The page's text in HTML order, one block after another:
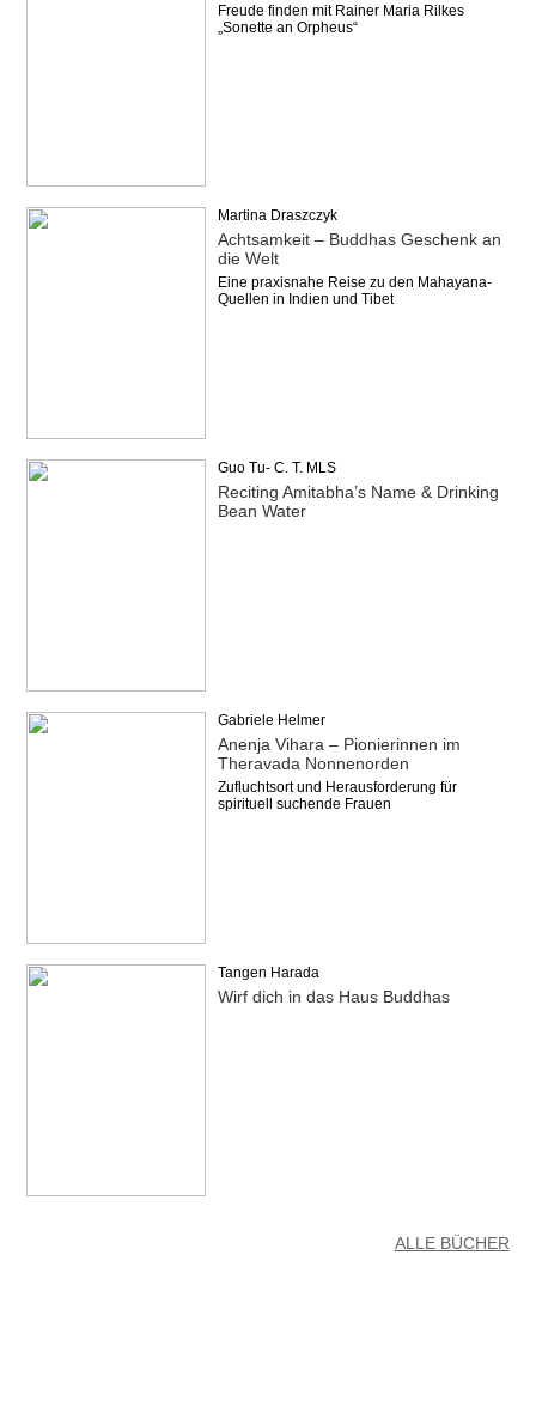
Freude finden mit Rainer Maria Rilkes
„Sonette an Orpheus“
Martina Draszczyk
Achtsamkeit – Buddhas Geschenk an
die Welt
Eine praxisnahe Reise zu den Mahayana-
Quellen in Indien und Tibet
Guo Tu- C. T. MLS
Reciting Amitabha’s Name & Drinking
Bean Water
Gabriele Helmer
Anenja Vihara – Pionierinnen im
Theravada Nonnenorden
Zufluchtsort und Herausforderung für
spirituell suchende Frauen
Tangen Harada
Wirf dich in das Haus Buddhas
ALLE BÜCHER